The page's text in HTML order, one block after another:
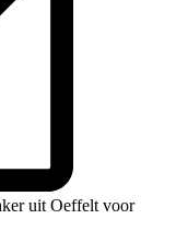
uit Oeffelt voor